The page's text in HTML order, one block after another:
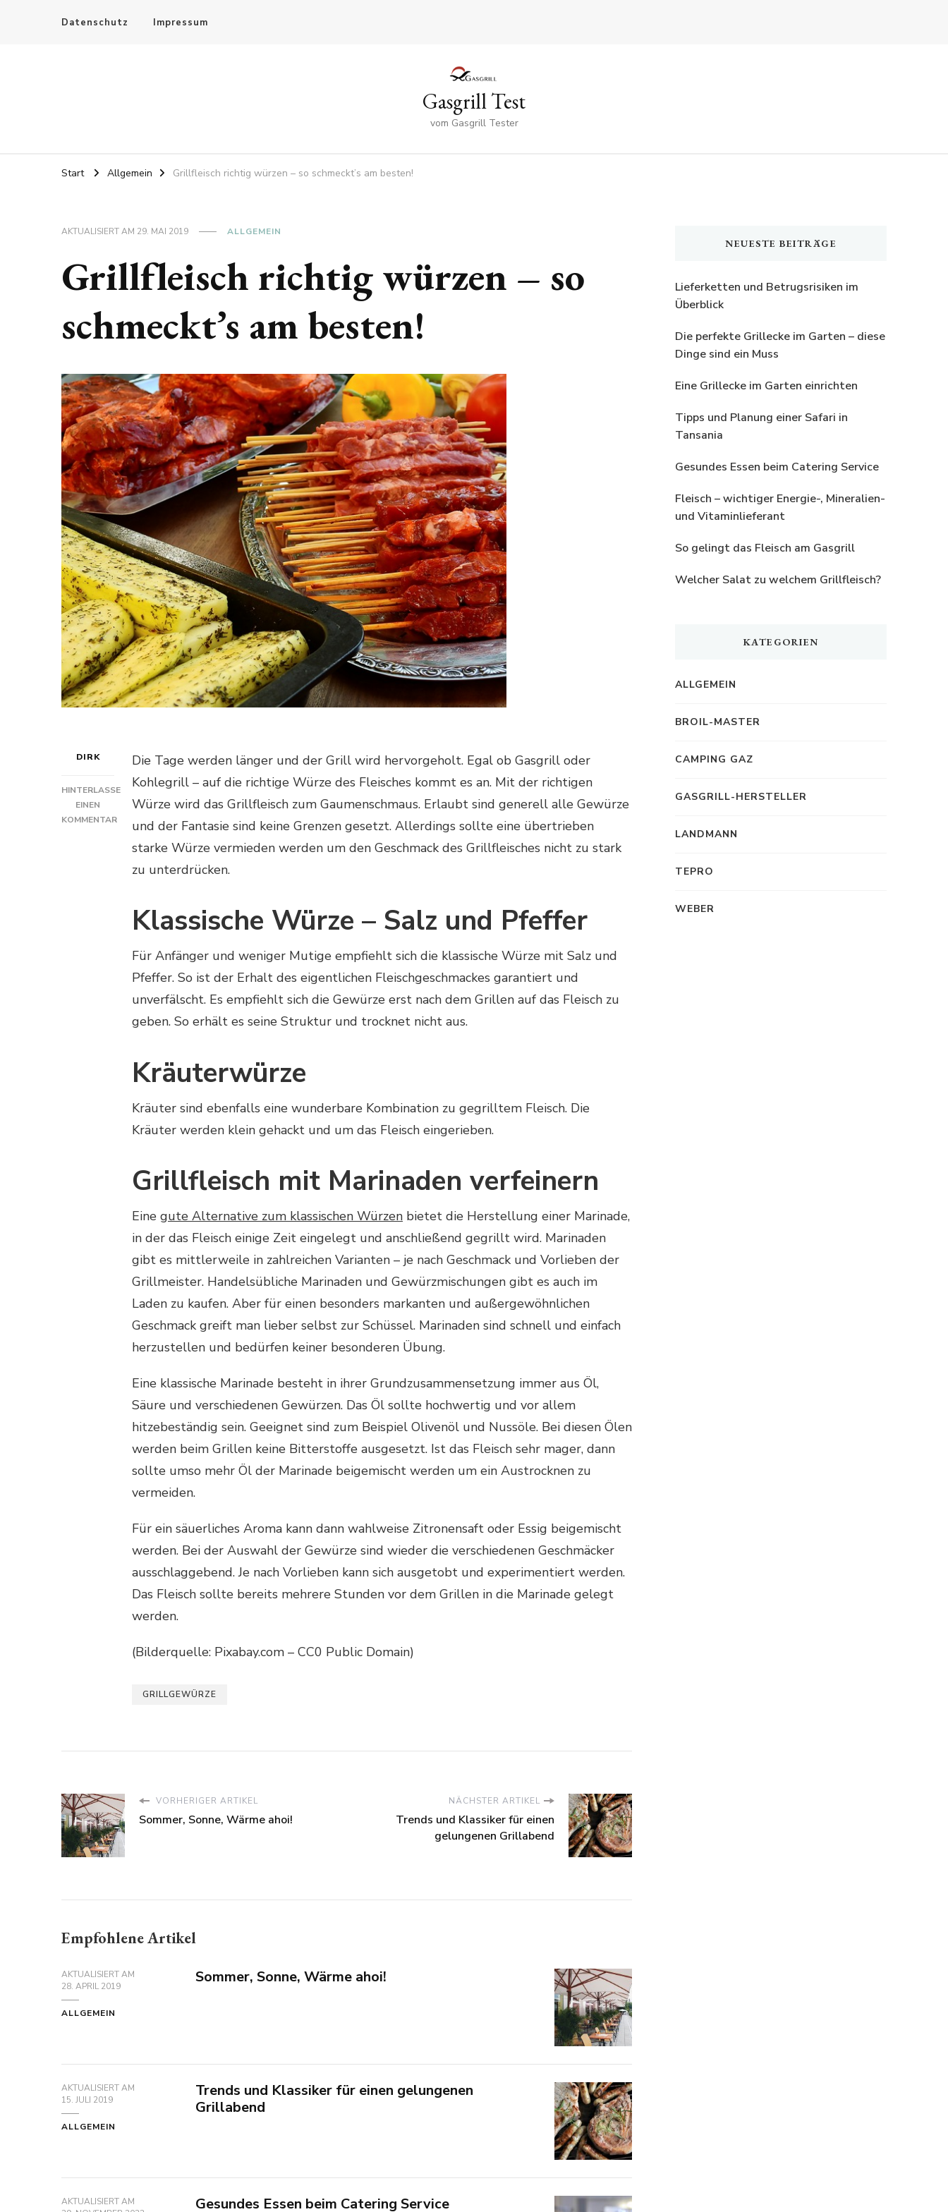
Datenschutz Impressum
Gasgrill Test
vom Gasgrill Tester
Start Allgemein Grillfleisch richtig würzen – so schmeckt’s am besten!
AKTUALISIERT AM 29. MAI 2019 ALLGEMEIN
Grillfleisch richtig würzen – so
schmeckt’s am besten!
DIRK
HINTERLASSE
EINEN
KOMMENTAR
GRILLFLEISCH
SCHMECKT’S
Die Tage werden länger und der Grill wird hervorgeholt. Egal ob Gasgrill oder
Kohlegrill – auf die richtige Würze des Fleisches kommt es an. Mit der richtigen
Würze wird das Grillfleisch zum Gaumenschmaus. Erlaubt sind generell alle Gewürze
und der Fantasie sind keine Grenzen gesetzt. Allerdings sollte eine übertrieben
starke Würze vermieden werden um den Geschmack des Grillfleisches nicht zu stark
zu unterdrücken.
Klassische Würze – Salz und Pfeffer
Für Anfänger und weniger Mutige empfiehlt sich die klassische Würze mit Salz und
Pfeffer. So ist der Erhalt des eigentlichen Fleischgeschmackes garantiert und
unverfälscht. Es empfiehlt sich die Gewürze erst nach dem Grillen auf das Fleisch zu
geben. So erhält es seine Struktur und trocknet nicht aus.
Kräuterwürze
Kräuter sind ebenfalls eine wunderbare Kombination zu gegrilltem Fleisch. Die
Kräuter werden klein gehackt und um das Fleisch eingerieben.
Grillfleisch mit Marinaden verfeinern
Eine gute Alternative zum klassischen Würzen bietet die Herstellung einer Marinade,
in der das Fleisch einige Zeit eingelegt und anschließend gegrillt wird. Marinaden
gibt es mittlerweile in zahlreichen Varianten – je nach Geschmack und Vorlieben der
Grillmeister. Handelsübliche Marinaden und Gewürzmischungen gibt es auch im
Laden zu kaufen. Aber für einen besonders markanten und außergewöhnlichen
Geschmack greift man lieber selbst zur Schüssel. Marinaden sind schnell und einfach
herzustellen und bedürfen keiner besonderen Übung.
Eine klassische Marinade besteht in ihrer Grundzusammensetzung immer aus Öl,
Säure und verschiedenen Gewürzen. Das Öl sollte hochwertig und vor allem
hitzebeständig sein. Geeignet sind zum Beispiel Olivenöl und Nussöle. Bei diesen Ölen
werden beim Grillen keine Bitterstoffe ausgesetzt. Ist das Fleisch sehr mager, dann
sollte umso mehr Öl der Marinade beigemischt werden um ein Austrocknen zu
vermeiden.
Für ein säuerliches Aroma kann dann wahlweise Zitronensaft oder Essig beigemischt
werden. Bei der Auswahl der Gewürze sind wieder die verschiedenen Geschmäcker
ausschlaggebend. Je nach Vorlieben kann sich ausgetobt und experimentiert werden.
Das Fleisch sollte bereits mehrere Stunden vor dem Grillen in die Marinade gelegt
werden.
(Bilderquelle: Pixabay.com – CC0 Public Domain)
GRILLGEWÜRZE
VORHERIGER ARTIKEL
Sommer, Sonne, Wärme ahoi!
NÄCHSTER ARTIKEL
Trends und Klassiker für einen
gelungenen Grillabend
Empfohlene Artikel
AKTUALISIERT AM
28. APRIL 2019
ALLGEMEIN
Sommer, Sonne, Wärme ahoi!
AKTUALISIERT AM
15. JULI 2019
ALLGEMEIN
Trends und Klassiker für einen gelungenen
Grillabend
AKTUALISIERT AM
Gesundes Essen beim Catering Service
NEUESTE BEITRÄGE
Lieferketten und Betrugsrisiken im
Überblick
Die perfekte Grillecke im Garten – diese
Dinge sind ein Muss
Eine Grillecke im Garten einrichten
Tipps und Planung einer Safari in
Tansania
Gesundes Essen beim Catering Service
Fleisch – wichtiger Energie-, Mineralien-
und Vitaminlieferant
So gelingt das Fleisch am Gasgrill
Welcher Salat zu welchem Grillfleisch?
KATEGORIEN
ALLGEMEIN
BROIL-MASTER
CAMPING GAZ
GASGRILL-HERSTELLER
LANDMANN
TEPRO
WEBER